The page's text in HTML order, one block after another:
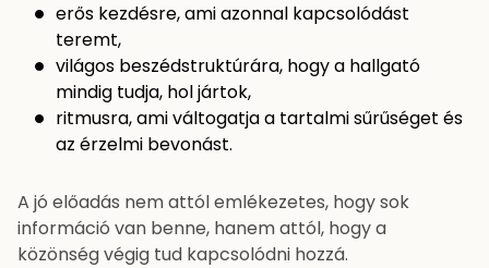
erős kezdésre, ami azonnal kapcsolódást
teremt,
világos beszédstruktúrára, hogy a hallgató
mindig tudja, hol jártok,
ritmusra, ami váltogatja a tartalmi sűrűséget és
az érzelmi bevonást.
A jó előadás nem attól emlékezetes, hogy sok
információ van benne, hanem attól, hogy a
közönség végig tud kapcsolódni hozzá.